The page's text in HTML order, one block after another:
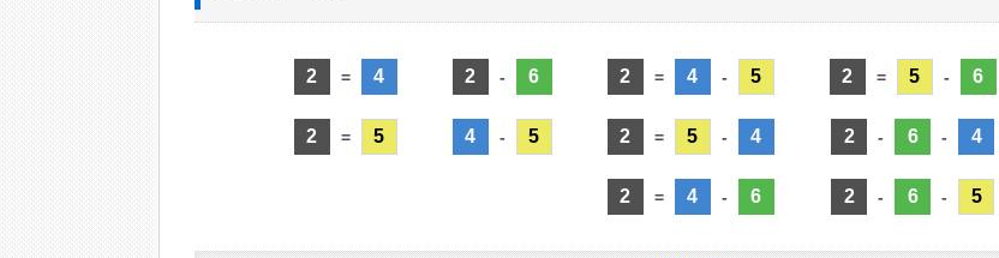
2 = 4
2 = 5
2 - 6
4 - 5
2 = 4 - 5
2 = 5 - 4
2 = 4 - 6
2 = 5 - 6
2 - 6 - 4
2 - 6 - 5